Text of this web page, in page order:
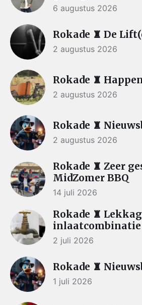
6 augustus 2026
Rokade ♜ De
2 augustus 2026
Rokade ♜
2 augustus 2026
Rokade ♜
2 augustus 2026
Rokade ♜ Zeer
MidZomer BBQ
14 juli 2026
Rokade ♜
inlaatcombinatie
2 juli 2026
Rokade ♜
1 juli 2026